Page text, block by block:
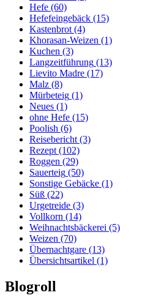
Hefe (60)
Hefefeingebäck (15)
Kastenbrot (4)
Khorasan-Weizen (1)
Kuchen (3)
Langzeitführung (13)
Lievito Madre (17)
Malz (8)
Mürbeteig (1)
Neues (1)
ohne Hefe (15)
Poolish (6)
Reisebericht (3)
Rezept (102)
Roggen (29)
Sauerteig (50)
Sonstige Gebäcke (1)
Süß (22)
Urgetreide (3)
Vollkorn (14)
Weihnachtsbäckerei (5)
Weizen (70)
Übernachtgare (13)
Übersichtsartikel (1)
Blogroll